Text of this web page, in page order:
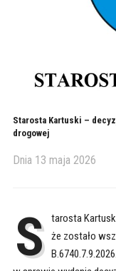
Starosta Kartuski –
drogowej
Dnia 13 maja 2026
S tarosta
że zostało